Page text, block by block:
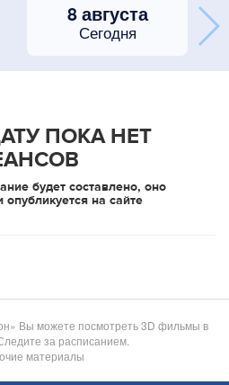
8 августа
Сегодня
ПОКА НЕТ
будет составлено, оно
опубликуется на сайте
Вы можете посмотреть 3D фильмы в
за расписанием.
материалы